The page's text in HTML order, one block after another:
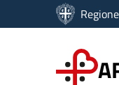
Vai ai contenuti
Vai al menu di
Vai al footer